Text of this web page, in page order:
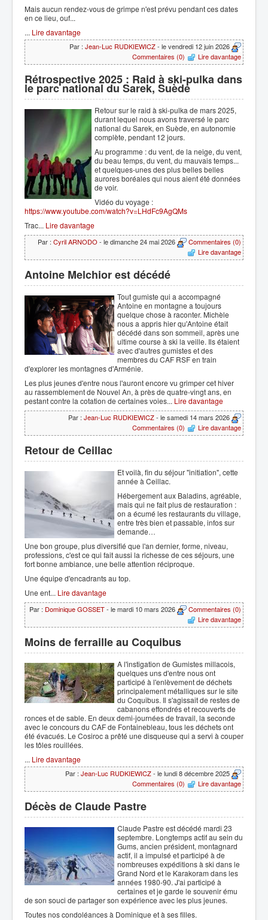
Mais aucun rendez-vous de grimpe n'est prévu pendant ces dates
en ce lieu, ouf...
... Lire davantage
Par : Jean-Luc RUDKIEWICZ- le vendredi 12 juin 2026
Commentaires (0)
Lire davantage
Rétrospective 2025 : Raid à ski-pulka dans
le parc national du Sarek, Suède
Retour sur le raid à ski-pulka de mars 2025,
durant lequel nous avons traversé le parc
national du Sarek, en Suède, en autonomie
complète, pendant 12 jours.
Au programme : du vent, de la neige, du vent,
du beau temps, du vent, du mauvais temps...
et quelques-unes des plus belles belles
aurores boréales qui nous aient été données
de voir.
Vidéo du voyage :
https://www.youtube.com/watch?v=LHdFc9AgQMs
Trac... Lire davantage
Par : Cyril ARNODO - le dimanche 24 mai 2026
Commentaires (0)
Lire davantage
Antoine Melchior est décédé
Tout gumiste qui a accompagné
Antoine en montagne a toujours
quelque chose à raconter. Michèle
nous a appris hier qu'Antoine était
décédé dans son sommeil, après une
ultime course à ski la veille. Ils étaient
avec d'autres gumistes et des
membres du CAF RSF en train
d'explorer les montagnes d'Arménie.
Les plus jeunes d'entre nous l'auront encore vu grimper cet hiver
au rassemblement de Nouvel An, à près de quatre-vingt ans, en
pestant contre la cotation de certaines voies... Lire davantage
Par : Jean-Luc RUDKIEWICZ- le samedi 14 mars 2026
Commentaires (0)
Lire davantage
Retour de Ceillac
Et voilà, fin du séjour "initiation", cette
année à Ceillac.
Hébergement aux Baladins, agréable,
mais qui ne fait plus de restauration :
on a écumé les restaurants du village,
entre très bien et passable, infos sur
demande…
Une bon groupe, plus diversifié que l'an dernier, forme, niveau,
professions, c'est ce qui fait aussi la richesse de ces séjours, une
fort bonne ambiance, une belle attention réciproque.
Une équipe d'encadrants au top.
Une ent... Lire davantage
Par : Dominique GOSSET- le mardi 10 mars 2026
Commentaires (0)
Lire davantage
Moins de ferraille au Coquibus
A l'instigation de Gumistes millacois,
quelques uns d'entre nous ont
participé à l'enlèvement de déchets
principalement métalliques sur le site
du Coquibus. Il s'agissait de restes de
cabanons effondrés et recouverts de
ronces et de sable. En deux demi-journées de travail, la seconde
avec le concours du CAF de Fontainebleau, tous les déchets ont
été évacués. Le Cosiroc a prêté une disqueuse qui a servi à couper
les tôles rouillées.
... Lire davantage
Par : Jean-Luc RUDKIEWICZ- le lundi 8 décembre 2025
Commentaires (0)
Lire davantage
Décès de Claude Pastre
Claude Pastre est décédé mardi 23
septembre. Longtemps actif au sein du
Gums, ancien président, montagnard
actif, il a impulsé et participé à de
nombreuses expéditions à ski dans le
Grand Nord et le Karakoram dans les
années 1980-90. J'ai participé à
certaines et je garde le souvenir ému
de son souci de partager son expérience avec les plus jeunes.
Toutes nos condoléances à Dominique et à ses filles.